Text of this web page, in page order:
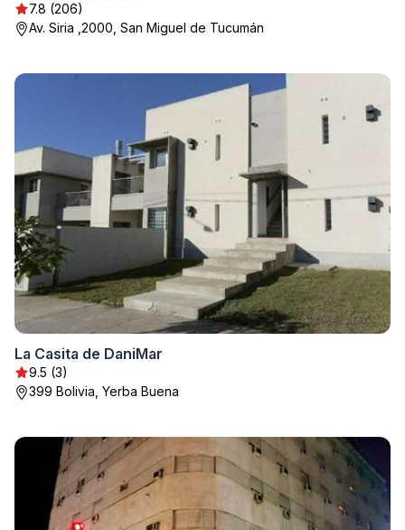
7.8 (206)
Av. Siria ,2000, San Miguel de Tucumán
La Casita de DaniMar
9.5 (3)
399 Bolivia, Yerba Buena